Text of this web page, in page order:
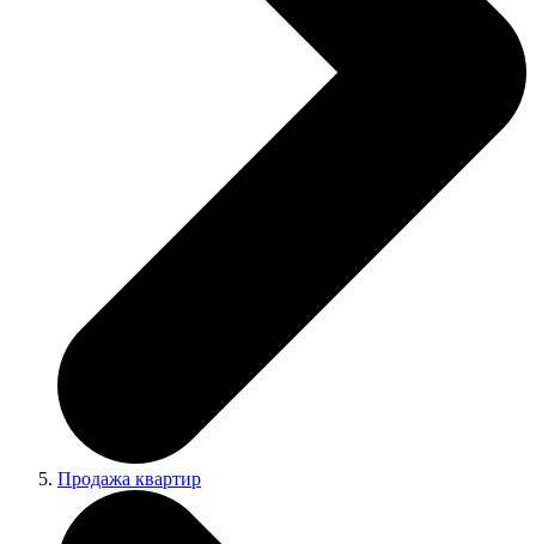
Продажа квартир